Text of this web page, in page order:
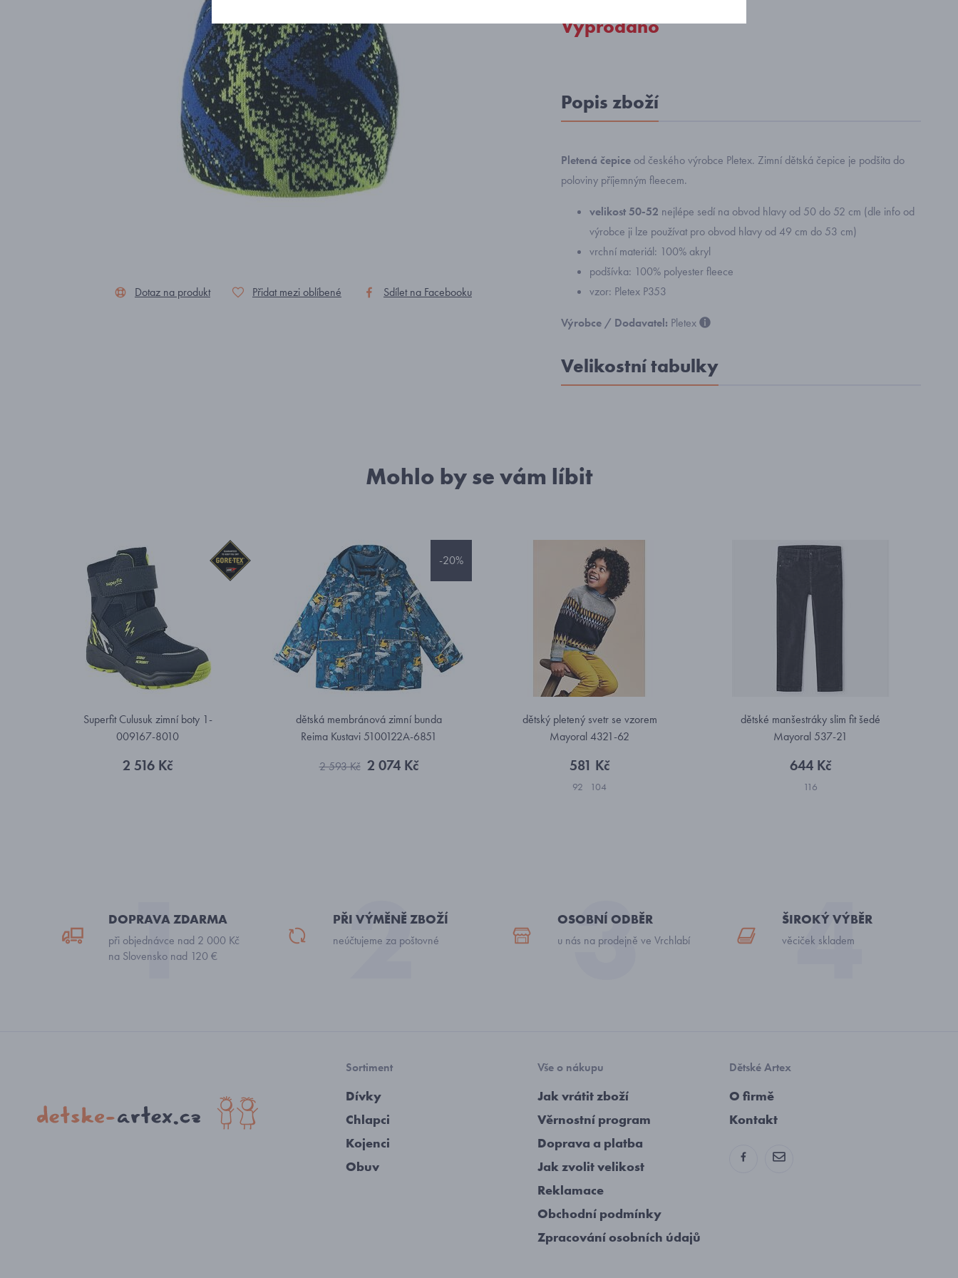
Dotaz na produkt Přidat mezi oblíbené Sdílet na Facebooku
Vyprodáno
Popis zboží
Pletená čepice od českého výrobce Pletex. Zimní dětská čepice je podšita do
poloviny příjemným fleecem.
velikost 50-52 nejlépe sedí na obvod hlavy od 50 do 52 cm (dle info od
výrobce ji lze používat pro obvod hlavy od 49 cm do 53 cm)
vrchní materiál: 100% akryl
podšívka: 100% polyester fleece
vzor: Pletex P353
Výrobce / Dodavatel: Pletex
Velikostní tabulky
Mohlo by se vám líbit
Superfit Culusuk zimní boty 1-
009167-8010
2 516 Kč
-20%
dětská membránová zimní bunda
Reima Kustavi 5100122A-6851
2 593 Kč 2 074 Kč
dětský pletený svetr se vzorem
Mayoral 4321-62
581 Kč
92 104
dětské manšestráky slim fit šedé
Mayoral 537-21
644 Kč
116
DOPRAVA ZDARMA
při objednávce nad 2 000 Kč
na Slovensko nad 120 €
PŘI VÝMĚNĚ ZBOŽÍ
neúčtujeme za poštovné
OSOBNÍ ODBĚR
u nás na prodejně ve Vrchlabí
ŠIROKÝ VÝBĚR
věciček skladem
Sortiment
Dívky
Chlapci
Kojenci
Obuv
Vše o nákupu
Jak vrátit zboží
Věrnostní program
Doprava a platba
Jak zvolit velikost
Reklamace
Obchodní podmínky
Zpracování osobních údajů
Dětské Artex
O firmě
Kontakt